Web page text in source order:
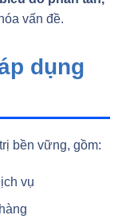
vấn đề.
dụng
bền vững, gồm:
vụ